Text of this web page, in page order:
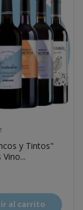
y Tintos"
al carrito